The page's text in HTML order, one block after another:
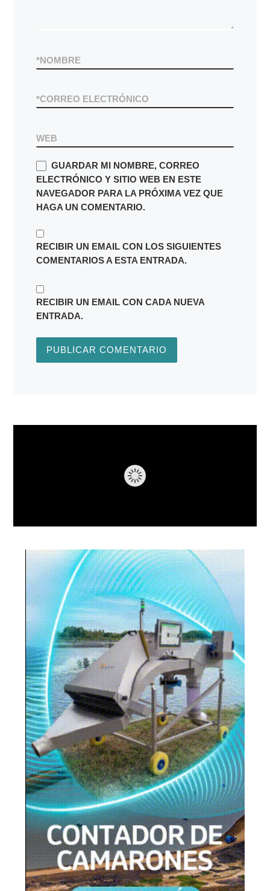
NOMBRE
*
CORREO ELECTRÓNICO
*
WEB
GUARDAR MI NOMBRE, CORREO
ELECTRÓNICO Y SITIO WEB EN ESTE
NAVEGADOR PARA LA PRÓXIMA VEZ QUE
HAGA UN COMENTARIO.
RECIBIR UN EMAIL CON LOS SIGUIENTES
COMENTARIOS A ESTA ENTRADA.
RECIBIR UN EMAIL CON CADA NUEVA
ENTRADA.